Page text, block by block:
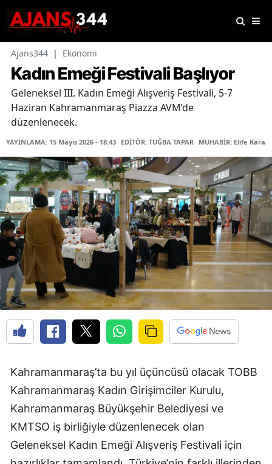
Ajans344 | Ekonomi
Kadın Emeği Festivali Başlıyor
Geleneksel III. Kadın Emeği Alışveriş Festivali, 5-7
Haziran Kahramanmaraş Piazza AVM’de
düzenlenecek.
YAYINLAMA: 15 Mayıs 2026 - 18:43 EDİTÖR: TUĞBA TAPAR MUHABİR: Elife
Kahramanmaraş’ta bu yıl üçüncüsü olacak TOBB
Kahramanmaraş Kadın Girişimciler Kurulu,
Kahramanmaraş Büyükşehir Belediyesi ve
KMTSO iş birliğiyle düzenlenecek olan
Geleneksel Kadın Emeği Alışveriş Festivali için